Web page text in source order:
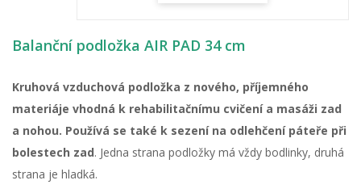
Balanční podložka AIR PAD 34 cm
Kruhová vzduchová podložka z nového, příjemného
materiáje vhodná k rehabilitačnímu cvičení a masáži zad
a nohou. Používá se také k sezení na odlehčení páteře při
bolestech zad. Jedna strana podložky má vždy bodlinky, druhá
strana je hladká.